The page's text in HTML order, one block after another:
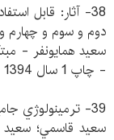
38- آثار: قابل
دوم و سوم و چهارم
- چاپ 1 سال 1394 - 1000 نسخه - 280000 ريال
39- ترمينولوژي جامع زبان انگليسي: زبان سوم و پيش‌دانشگاهي